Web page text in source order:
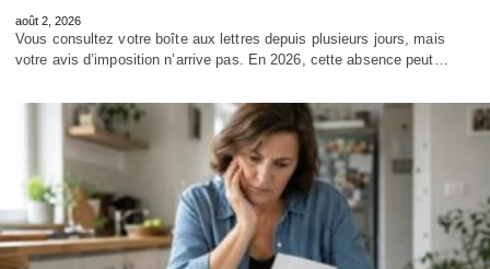
août 2, 2026
Vous consultez votre boîte aux lettres depuis plusieurs jours, mais
votre avis d’imposition n’arrive pas. En 2026, cette absence peut…